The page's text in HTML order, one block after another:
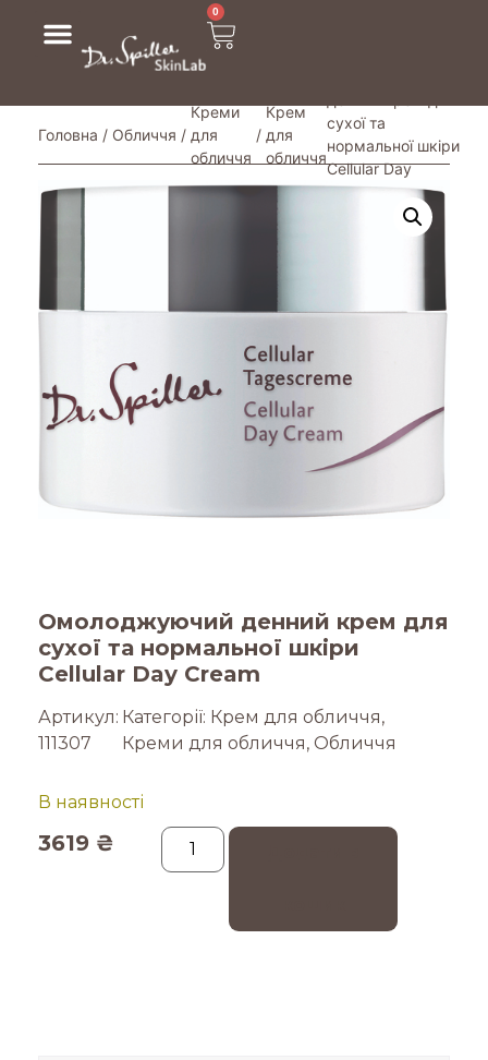
0
Головна / Обличчя /
Креми
для
обличчя
/
Крем
для
обличчя
сухої та
нормальної шкіри
Cellular Day
Cream
Омолоджуючий денний крем для
сухої та нормальної шкіри
Cellular Day Cream
3619 ₴
В наявності
Артикул:
111307
Категорії: Крем для обличчя,
Креми для обличчя, Обличчя